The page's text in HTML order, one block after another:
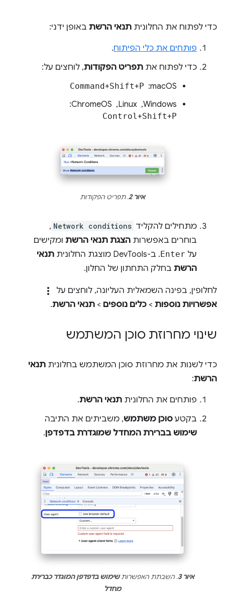
כדי לפתוח את החלונית תנאי הרשת באופן ידני:
פותחים את כלי הפיתוח.
כדי לפתוח את תפריט הפקודות, לוחצים על:
macOS: ‏
Command‎+‎Shift‎+‎P
Windows, ‏ Linux, ‏ ChromeOS: ‏
Control +Shift+P
איור 2 . תפריט הפקודות
מתחילים להקליד Network conditions
,
בוחרים באפשרות הצגת תנאי הרשת ומקישים
על Enter. ב-DevTools מוצגת החלונית
תנאי
הרשת בחלק התחתון של החלון.
לחלופין, בפינה השמאלית העליונה, לוחצים על more_vert
אפשרויות נוספות > כלים נוספים > תנאי הרשת.
שינוי מחרוזת סוכן המשתמש
כדי לשנות את מחרוזת סוכן המשתמש בחלונית תנאי
הרשת:
פותחים את החלונית תנאי הרשת.
בקטע סוכן משתמש, משביתים את התיבה
שימוש בברירת המחדל שמוגדרת בדפדפן.
איור 3 . השבתת האפשרותשימוש בדפדפן המוגדר כברירת
מחדל